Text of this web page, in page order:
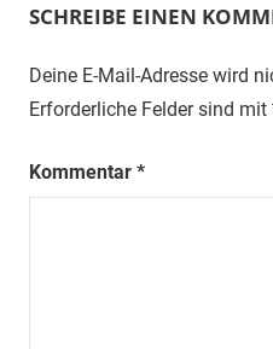
SCHREIBE EINEN
Deine E-Mail-Adresse wird
Erforderliche Felder sind mit
Kommentar *